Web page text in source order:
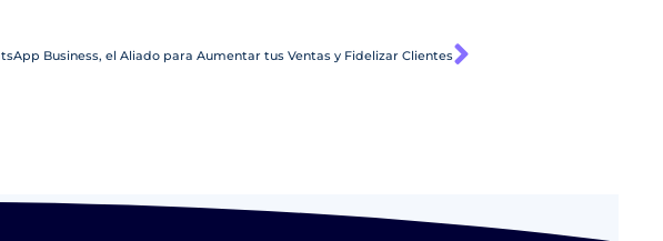
Business, el Aliado para Aumentar tus Ventas y Fidelizar ClientesSiguiente